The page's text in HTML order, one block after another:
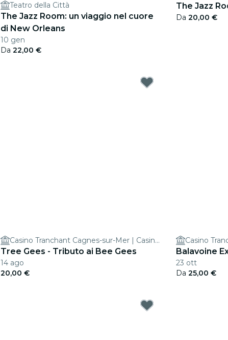
Teatro della Città
The Jazz Room: un viaggio nel cuore
di New Orleans
10 gen
Da 22,00 €
The Jazz
Da 20,00 €
Casino Tranchant Cagnes-sur-Mer | Casino Terrazur
Tree Gees - Tributo ai Bee Gees
14 ago
20,00 €
Balavoine
23 ott
Da 25,00 €